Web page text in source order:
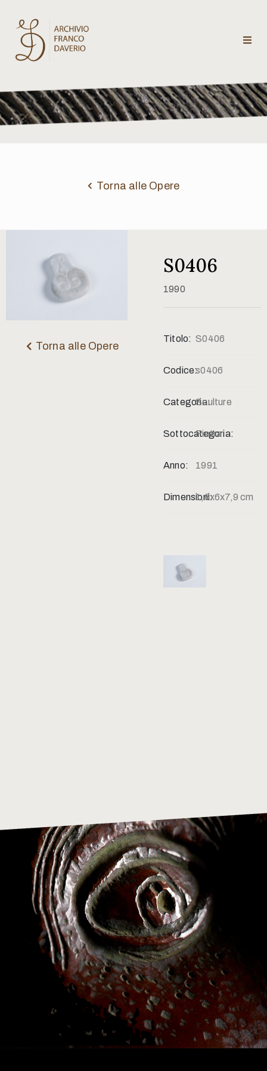
Archivio
Franco
Daverio
critici
Torna alle Opere
Torna alle Opere
S0406
1990
Titolo: S0406
Codice:s0406
Categoria:Sculture
Sottocategoria:
Pietra
Anno: 1991
Dimensioni:1,6x6x7,9 cm